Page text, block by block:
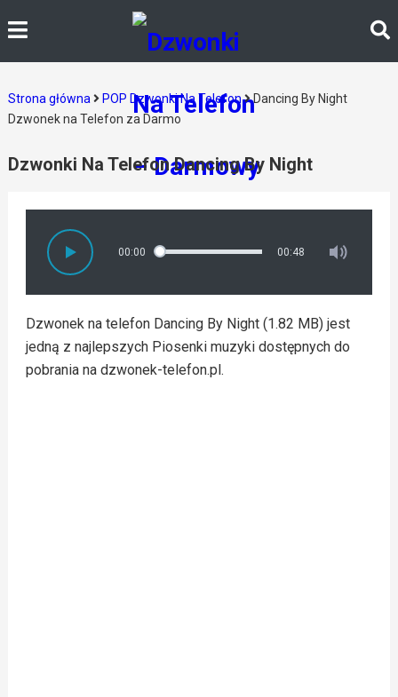
Strona główna POP Dzwonki Na Telefon
Dancing By Night
Dzwonek na Telefon za Darmo
Dzwonki Na Telefon Dancing By Night
00:00 00:48
Dzwonek na telefon Dancing By Night (1.82 MB) jest
jedną z najlepszych Piosenki muzyki dostępnych do
pobrania na dzwonek-telefon.pl.